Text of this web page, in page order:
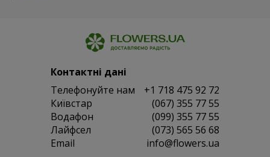
Контактні дані
Телефонуйте нам
+1 718 475 92 72
Київстар
(067) 355 77 55
Водафон
(099) 355 77 55
Лайфсел
(073) 565 56 68
Email
info@flowers.ua